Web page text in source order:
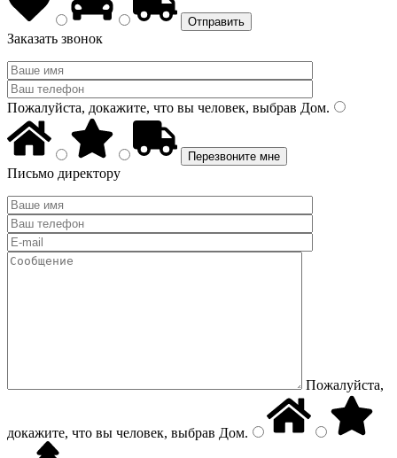
Заказать звонок
Пожалуйста, докажите, что вы человек, выбрав Дом.
Письмо директору
Пожалуйста,
докажите, что вы человек, выбрав Дом.